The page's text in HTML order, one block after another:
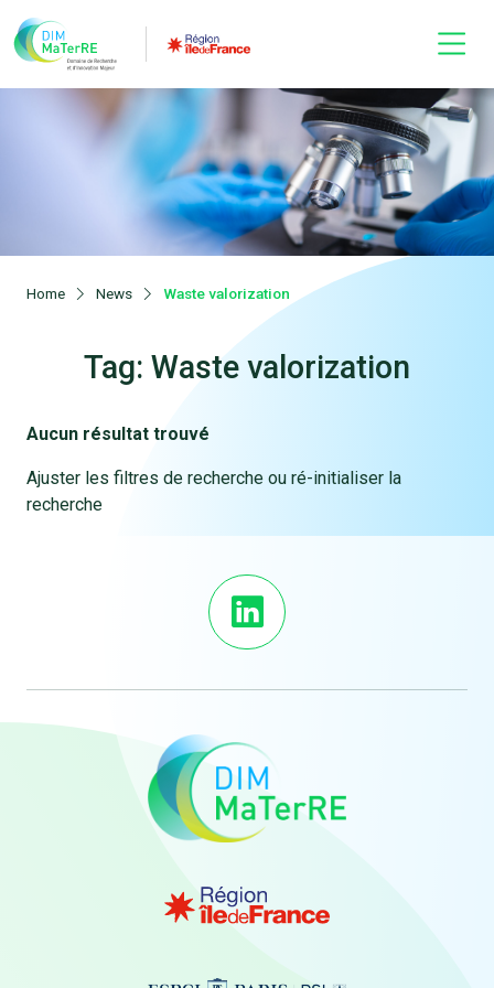
Home News Waste valorization
Tag: Waste valorization
Aucun résultat trouvé
Ajuster les filtres de recherche ou ré-initialiser la
recherche